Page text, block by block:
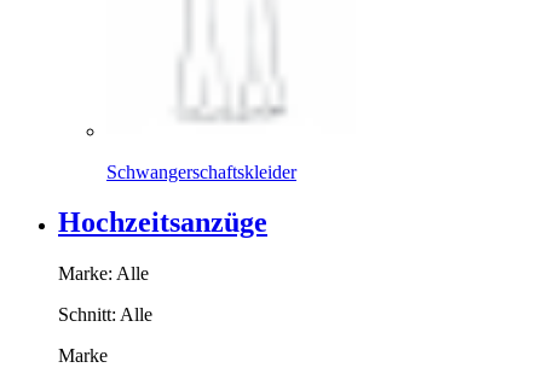
Schwangerschaftskleider
Hochzeitsanzüge
Marke: Alle
Schnitt: Alle
Marke